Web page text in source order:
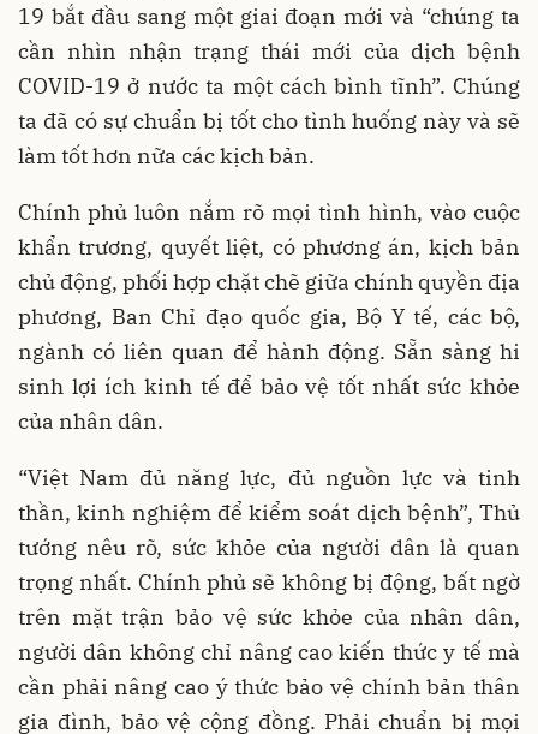
19 bắt đầu sang một giai đoạn mới và “chúng ta
cần nhìn nhận trạng thái mới của dịch bệnh
COVID-19 ở nước ta một cách bình tĩnh”. Chúng
ta đã có sự chuẩn bị tốt cho tình huống này và sẽ
làm tốt hơn nữa các kịch bản.
Chính phủ luôn nắm rõ mọi tình hình, vào cuộc
khẩn trương, quyết liệt, có phương án, kịch bản
chủ động, phối hợp chặt chẽ giữa chính quyền địa
phương, Ban Chỉ đạo quốc gia, Bộ Y tế, các bộ,
ngành có liên quan để hành động. Sẵn sàng hi
sinh lợi ích kinh tế để bảo vệ tốt nhất sức khỏe
của nhân dân.
“Việt Nam đủ năng lực, đủ nguồn lực và tinh
thần, kinh nghiệm để kiểm soát dịch bệnh”, Thủ
tướng nêu rõ, sức khỏe của người dân là quan
trọng nhất. Chính phủ sẽ không bị động, bất ngờ
trên mặt trận bảo vệ sức khỏe của nhân dân,
người dân không chỉ nâng cao kiến thức y tế mà
cần phải nâng cao ý thức bảo vệ chính bản thân
gia đình, bảo vệ cộng đồng. Phải chuẩn bị mọi